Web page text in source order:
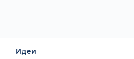
Идеи